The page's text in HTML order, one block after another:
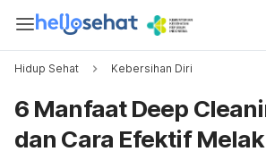
Hidup Sehat Kebersihan Diri
6 Manfaat Deep
dan Cara Efektif